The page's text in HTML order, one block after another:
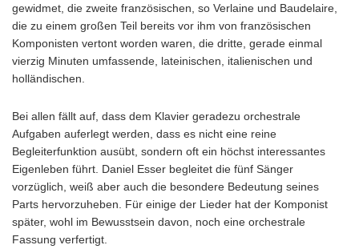
gewidmet, die zweite französischen, so Verlaine und Baudelaire,
die zu einem großen Teil bereits vor ihm von französischen
Komponisten vertont worden waren, die dritte, gerade einmal
vierzig Minuten umfassende, lateinischen, italienischen und
holländischen.
Bei allen fällt auf, dass dem Klavier geradezu orchestrale
Aufgaben auferlegt werden, dass es nicht eine reine
Begleiterfunktion ausübt, sondern oft ein höchst interessantes
Eigenleben führt. Daniel Esser begleitet die fünf Sänger
vorzüglich, weiß aber auch die besondere Bedeutung seines
Parts hervorzuheben. Für einige der Lieder hat der Komponist
später, wohl im Bewusstsein davon, noch eine orchestrale
Fassung verfertigt.